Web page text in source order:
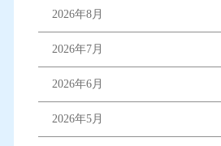
2026年8月
2026年7月
2026年6月
2026年5月